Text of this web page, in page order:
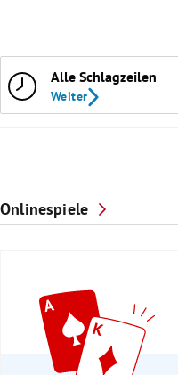
Alle Schlagzeilen
Weiter
Onlinespiele